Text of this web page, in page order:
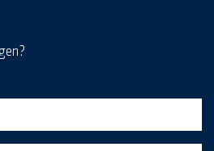
voor de MediaKrant